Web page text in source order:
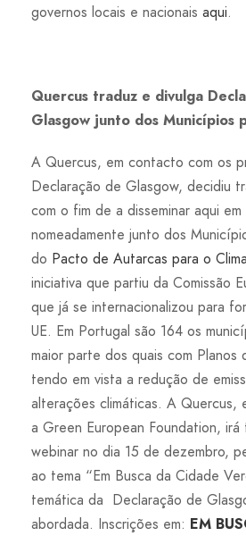
governos locais e nacionais aqui.
Quercus traduz e divulga
Glasgow junto dos Municípios
A Quercus, em contacto com os
Declaração de Glasgow, decidiu
com o fim de a disseminar aqui
nomeadamente junto dos
do Pacto de Autarcas para o
iniciativa que partiu da Comissão
que já se internacionalizou para
UE. Em Portugal são 164 os
maior parte dos quais com
tendo em vista a redução de
alterações climáticas. A Quercus,
a Green European Foundation, irá
webinar no dia 15 de dezembro,
ao tema “Em Busca da Cidade
temática da Declaração de
abordada. Inscrições em: EM